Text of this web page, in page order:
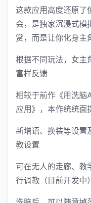
这款应用高度还原了
会，是独家沉浸式模
赏，而是让你化身主
根据不同玩法，女主
富样反馈
相较于前作《用洗脑
应用》，本作统统面
新增语、换装等设置
教设置
可在无人的走廊、教
行调教（目前开发中）